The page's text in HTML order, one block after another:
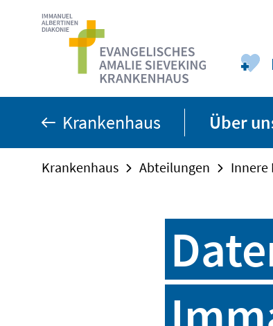
Seiteninhalt
Krankenhaus Über
Krankenhaus Abteilungen Innere